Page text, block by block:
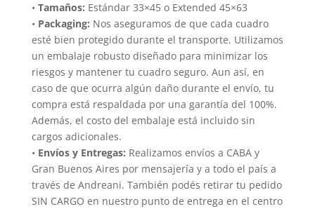
• Tamaños: Estándar 33×45 o Extended 45×63
• Packaging: Nos aseguramos de que cada cuadro
esté bien protegido durante el transporte. Utilizamos
un embalaje robusto diseñado para minimizar los
riesgos y mantener tu cuadro seguro. Aun así, en
caso de que ocurra algún daño durante el envío, tu
compra está respaldada por una garantía del 100%.
Además, el costo del embalaje está incluido sin
cargos adicionales.
• Envíos y Entregas: Realizamos envíos a CABA y
Gran Buenos Aires por mensajería y a todo el país a
través de Andreani. También podés retirar tu pedido
SIN CARGO en nuestro punto de entrega en el centro